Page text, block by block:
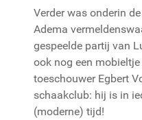
Verder was onderin
Adema
gespeelde partij van
ook nog een
toeschouwer Egbert
schaakclub: hij is in
(moderne) tijd!